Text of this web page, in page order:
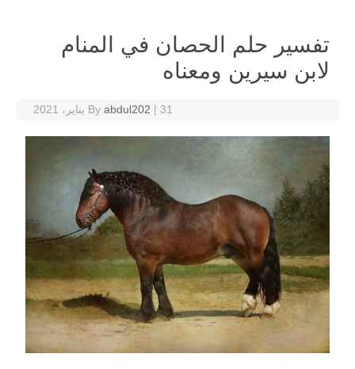
تفسير حلم الحصان في المنام
لابن سيرين ومعناه
Byabdul202 | 31 يناير، 2021